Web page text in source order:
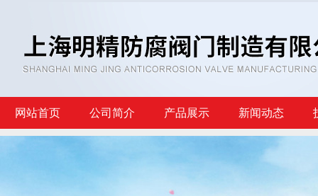
网站首页 公司简介 产品展示 新闻动态